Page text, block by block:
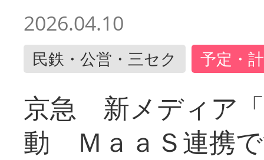
2026.04.10
民鉄・公営・三セク 予定・
京急 新メディア
動 ＭａａＳ連携